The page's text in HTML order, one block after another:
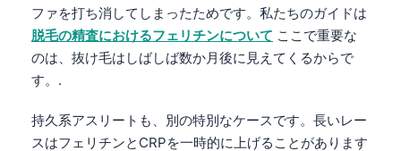
ファを打ち消してしまったためです。私たちのガイドは
脱毛の精査におけるフェリチンについて ここで重要な
のは、抜け毛はしばしば数か月後に見えてくるからで
す。.
持久系アスリートも、別の特別なケースです。長いレー
スはフェリチンとCRPを一時的に上げることがあります
Русский
한국어
Slovenščina